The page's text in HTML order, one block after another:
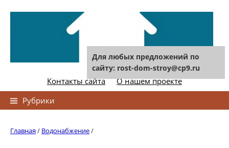
Контакты сайта
О нашем проекте
Рубрики
Главная/ Водонабжение/
Для любых предложений по
сайту: rost-dom-stroy@cp9.ru